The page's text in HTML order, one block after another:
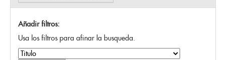
Añadir filtros:
Usa los filtros para afinar la busqueda.